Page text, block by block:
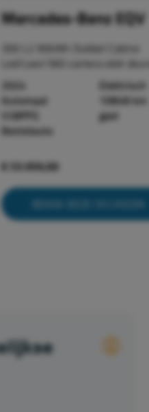
Mercedes-Benz EQV
300 L2 90kWh Dubbel Cabine
Led/Leer/360 camera elek
2024
Elektrisch
Automaat
10848 km
V28PFG
geel
Bestelauto
€ 53.950,00